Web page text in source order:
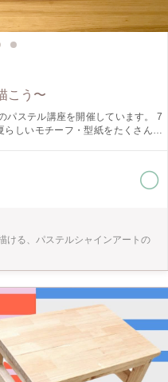
こう〜
パステル講座を開催しています。 7
・ジンベエザメ パステルシ
める、そして初めての方でも素敵な
使って描いていくので、初心者の
のモチーフをもと
らうことを大切にするのが教室のス
アレンジを。お持ち帰りいただく
の作
48色のハードパステルを使用しま
方に楽しんでいただける内容です。
ける、パステルシャインアートの